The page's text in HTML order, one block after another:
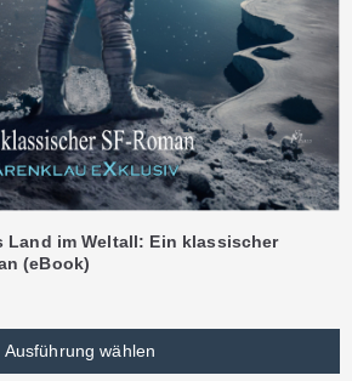
Land im Weltall: Ein klassischer
(eBook)
Ausführung wählen